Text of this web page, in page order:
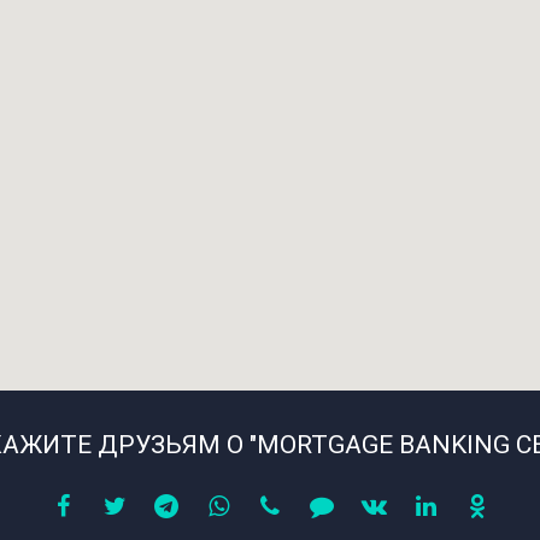
ДРУЗЬЯМ О "MORTGAGE BANKING